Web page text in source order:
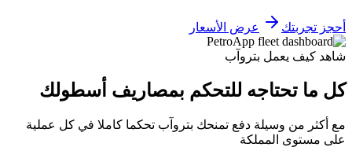
أحجز تجربتك عرض الأسعار
شاهد كيف يعمل بتروآب
كل ما تحتاجه للتحكم بمصاريف أسطولك
مع أكثر من وسيلة دفع تمنحك بتروآب تحكما كاملا في كل عملية
على مستوى المملكة